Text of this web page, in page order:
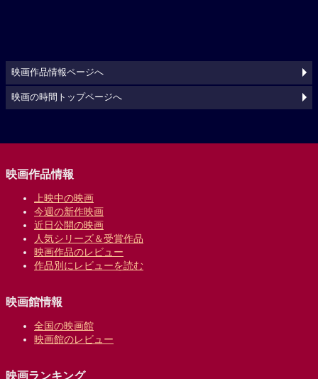
映画作品情報ページへ
映画の時間トップページへ
映画作品情報
上映中の映画
今週の新作映画
近日公開の映画
人気シリーズ＆受賞作品
映画作品のレビュー
作品別にレビューを読む
映画館情報
全国の映画館
映画館のレビュー
映画ランキング